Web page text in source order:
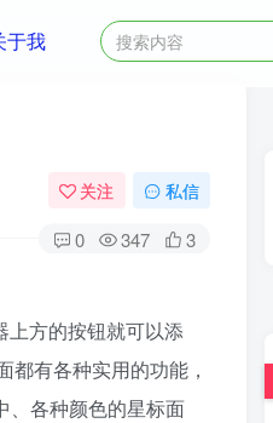
于我
关注 私信
0 347 3
上方的按钮就可以添
都有各种实用的功能，
、各种颜色的星标面